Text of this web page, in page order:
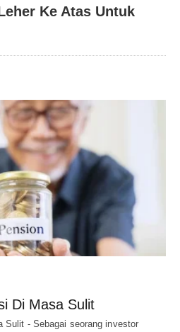
Ke Atas Untuk
Di Masa Sulit
Sulit - Sebagai seorang investor